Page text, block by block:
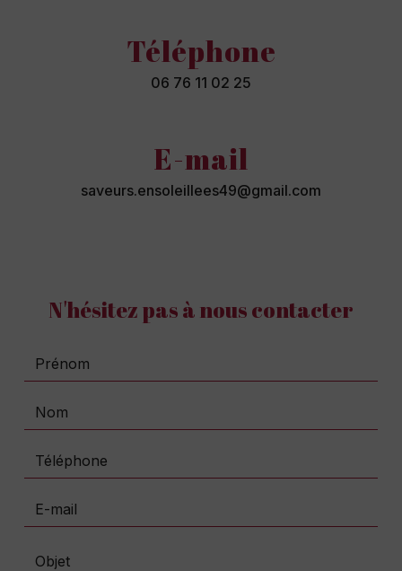
Téléphone
06 76 11 02 25
E-mail
saveurs.ensoleillees49@gmail.com
N'hésitez pas à nous contacter